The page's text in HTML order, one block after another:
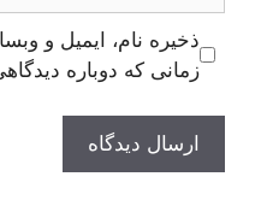
ذخیره نام، ایمیل و
زمانی که دوباره